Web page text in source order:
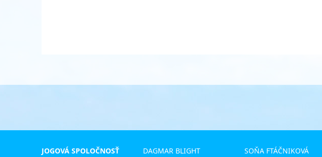
JOGOVÁ SPOLOČNOSŤ DAGMAR BLIGHT SOŇA FTÁČNIKOVÁ